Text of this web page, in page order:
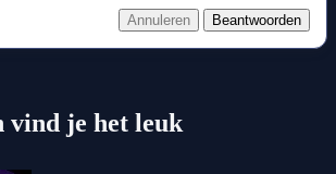
Annuleren Beantwoorden
vind je het leuk